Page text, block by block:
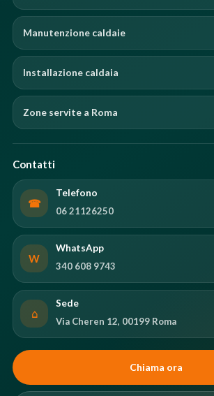
Manutenzione caldaie
Installazione caldaia
Zone servite a Roma
Contatti
☎
Telefono
06 21126250
W
WhatsApp
340 608 9743
⌂
Sede
Via Cheren 12, 00199 Roma
Chiama ora